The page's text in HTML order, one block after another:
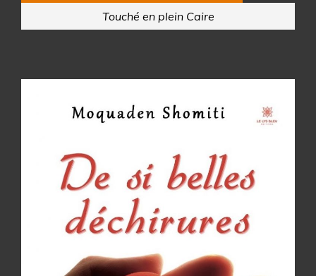
Touché en plein Caire